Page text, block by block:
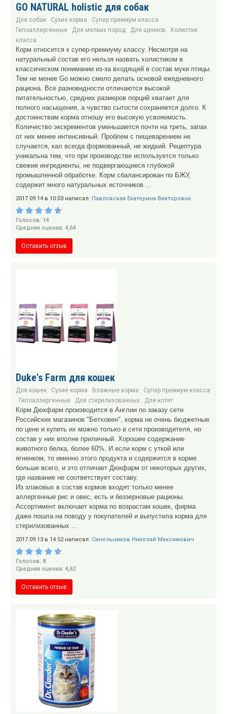
GO NATURAL holistic для собак
Для собак Сухие корма
Супер премиум класса
Гипоаллергенные
Для мелких пород Для щенков
Холистик
класса
Корм относится к супер-премиуму классу. Несмотря на
натуральный состав его нельзя назвать холистиком в
классическом понимании из-за входящей в состав муки птицы.
Тем не менее Go можно смело делать основой ежедневного
рациона. Все разновидности отличаются высокой
питательностью, средних размеров порций хватает для
полного насыщения, а чувство сытости сохраняется долго. К
достоинствам корма отношу его высокую усвояемость.
Количество экскрементов уменьшается почти на треть, запах
от них менее интенсивный. Проблем с пищеварением не
случается, кал всегда формованный, не жидкий. Рецептура
уникальна тем, что при производстве используется только
свежие ингредиенты, не подвергающиеся глубокой
промышленной обработке. Корм сбалансирован по БЖУ,
содержит много натуральных источников ...
2017.09.14 в 10:03 написал: Павловская Екатерина Викторовна
Голосов: 14
Средняя оценка: 4,64
Оставить отзыв
Duke's Farm для кошек
Для кошек Сухие корма Влажные корма
Супер премиум класса
Гипоаллергенные
Для стерилизованных Для котят
Корм Дюкфарм производится в Англии по заказу сети
Российских магазинов "Бетховен", корма не очень бюджетные
по цене и купить их можно только в сети производителя, но
состав у них вполне приличный. Хорошее содержание
животного белка, более 60%. И если корм с уткой или
ягненком, то именно этого продукта и содержится в корме
больше всего, и это отличает Дюкфарм от некоторых других,
где название не соответствует составу.
Из злаковых в состав кормов входят только менее
аллергенные рис и овес, есть и беззерновые рационы.
Ассортимент включает корма по возрастам кошек, фирма
даже пошла на поводу у покупателей и выпустила корма для
стерилизованных ...
2017.09.13 в 14:52 написал: Синельников Николай Максимович
Голосов: 8
Средняя оценка: 4,62
Оставить отзыв